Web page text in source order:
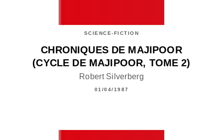
SCIENCE-FICTION
CHRONIQUES DE MAJIPOOR
(CYCLE DE MAJIPOOR, TOME 2)
Robert Silverberg
01/04/1987